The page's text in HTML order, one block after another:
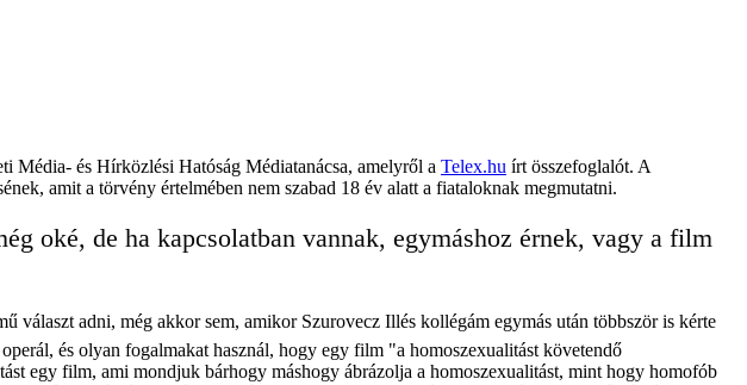
Média- és Hírközlési Hatóság Médiatanácsa, amelyről a Telex.hu írt összefoglalót. A
amit a törvény értelmében nem szabad 18 év alatt a fiataloknak megmutatni.
oké, de ha kapcsolatban vannak, egymáshoz érnek, vagy a film
választ adni, még akkor sem, amikor Szurovecz Illés kollégám egymás után többször is kérte
és olyan fogalmakat használ, hogy egy film "a homoszexualitást követendő
egy film, ami mondjuk bárhogy máshogy ábrázolja a homoszexualitást, mint hogy homofób